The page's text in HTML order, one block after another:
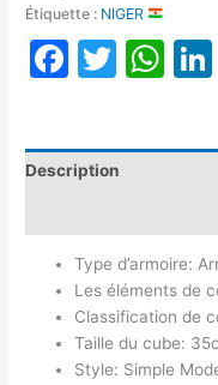
Étiquette : NIGER
Description
Type d’armoire:
Les éléments de
Classification de
Taille du cube:
Style: Simple